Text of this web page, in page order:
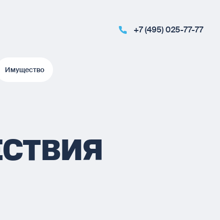
+7 (495) 025-77-77
Имущество